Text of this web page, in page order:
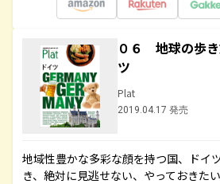
０６ 地球の歩
ツ
Plat
2019.04.17 発売
地域性豊かな多彩な顔を持つ国、ドイ
き、絶対に見逃せない、やっておきた